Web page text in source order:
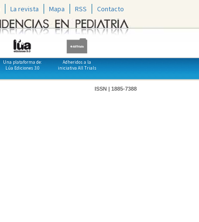
La revista Mapa RSS Contacto
Una plataforma de:
Lúa Ediciones 3.0
Adheridos a la
iniciativa All Trials
ISSN | 1885-7388